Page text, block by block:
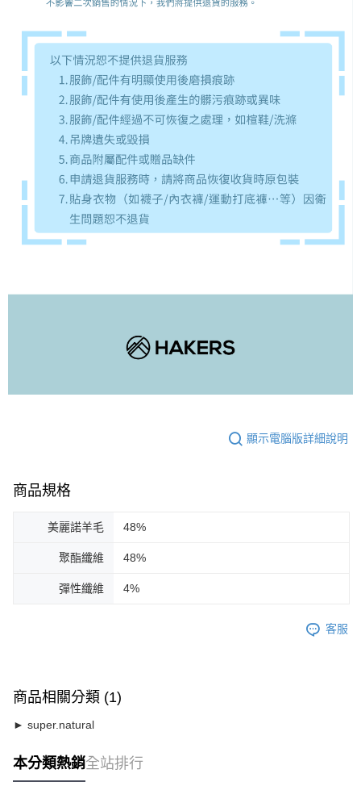
顯示電腦版詳細說明
商品規格
美麗諾羊毛 48%
聚酯纖維 48%
彈性纖維 4%
客服
商品相關分類 (1)
► super.natural
本分類熱銷全站排行